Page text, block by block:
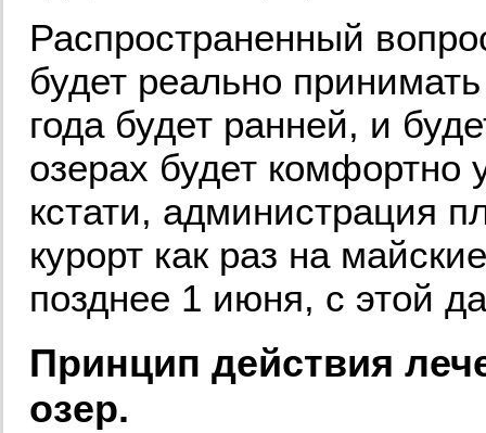
Распространенный
будет реально
года будет ранней, и
озерах будет
кстати, администрация
курорт как раз на
позднее 1 июня, с этой
Принцип действия
озер.